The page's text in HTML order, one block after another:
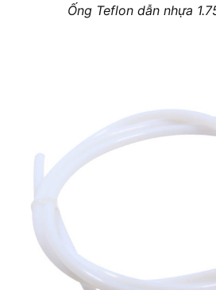
Ống Teflon dẫn nhựa